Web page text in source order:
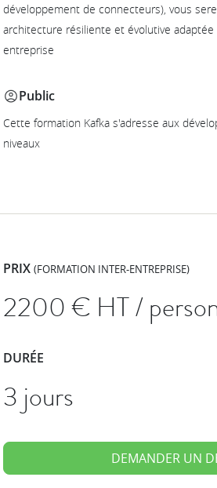
développement de connecteurs), vous
architecture résiliente et évolutive
entreprise
Public
Cette formation Kafka s'adresse aux
niveaux
PRIX(FORMATION INTER-ENTREPRISE)
2200€ HT /
DURÉE
3 jours
DEMANDER UN